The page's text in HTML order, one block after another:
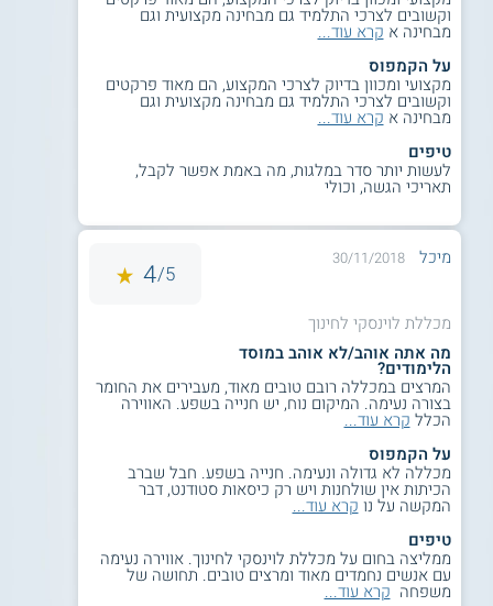
ראשון B.Ed. בחינוך ותעודת הוראת מוזיקה רב גילית לגיל הגן עד
כיתה ו' או לכיתות א' עד י"ב.
אפשרויות תעסוקה
הבוגרים יכולים להשתלב בתעסוקה כמורים למוסיקה בגני ילדים,
בבתי ספר, בקונסרבטוריונים, במסגרות לחינוך מיוחד, ובמרכזים
לבני גיל הזהב. כמו כן, באפשרותם להדריך סדנאות מוזיקה או
לפתח מסגרות קהילתיות ייחודיות לכך.
למידע נוסף לחצו:מכללת לוינסקי לחינוך
וקשובים לצרכי התלמיד גם מבחינה מקצועית וגם
מבחינה א קרא עוד...
על הקמפוס
מקצועי ומכוון בדיוק לצרכי המקצוע, הם מאוד פרקטים
וקשובים לצרכי התלמיד גם מבחינה מקצועית וגם
מבחינה א קרא עוד...
טיפים
לעשות יותר סדר במלגות, מה באמת אפשר לקבל,
תאריכי הגשה, וכולי
מיכל 30/11/2018
5/
4
מכללת לוינסקי לחינוך
מה אתה אוהב/לא אוהב במוסד
הלימודים?
המרצים במכללה רובם טובים מאוד, מעבירים את החומר
בצורה נעימה. המיקום נוח, יש חנייה בשפע. האווירה
הכלל קרא עוד...
על הקמפוס
מכללה לא גדולה ונעימה. חנייה בשפע. חבל שברב
הכיתות אין שולחנות ויש רק כיסאות סטודנט, דבר
המקשה על נו קרא עוד...
טיפים
ממליצה בחום על מכללת לוינסקי לחינוך. אווירה נעימה
עם אנשים נחמדים מאוד ומרצים טובים. תחושה של
משפחה קרא עוד...